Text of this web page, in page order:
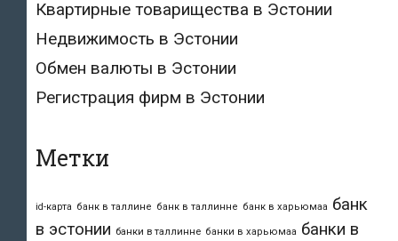
Квартирные товарищества в Эстонии
Недвижимость в Эстонии
Обмен валюты в Эстонии
Регистрация фирм в Эстонии
Метки
id-карта банк в таллине банк в таллинне банк в харьюмаа банк
в эстонии банки в таллинне банки в харьюмаа банки в